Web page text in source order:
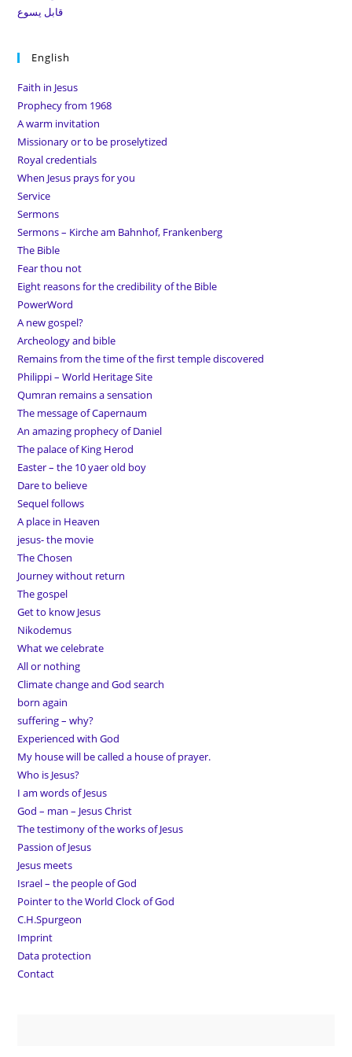
قابل يسوع
English
Faith in Jesus
Prophecy from 1968
A warm invitation
Missionary or to be proselytized
Royal credentials
When Jesus prays for you
Service
Sermons
Sermons – Kirche am Bahnhof, Frankenberg
The Bible
Fear thou not
Eight reasons for the credibility of the Bible
PowerWord
A new gospel?
Archeology and bible
Remains from the time of the first temple discovered
Philippi – World Heritage Site
Qumran remains a sensation
The message of Capernaum
An amazing prophecy of Daniel
The palace of King Herod
Easter – the 10 yaer old boy
Dare to believe
Sequel follows
A place in Heaven
jesus- the movie
The Chosen
Journey without return
The gospel
Get to know Jesus
Nikodemus
What we celebrate
All or nothing
Climate change and God search
born again
suffering – why?
Experienced with God
My house will be called a house of prayer.
Who is Jesus?
I am words of Jesus
God – man – Jesus Christ
The testimony of the works of Jesus
Passion of Jesus
Jesus meets
Israel – the people of God
Pointer to the World Clock of God
C.H.Spurgeon
Imprint
Data protection
Contact